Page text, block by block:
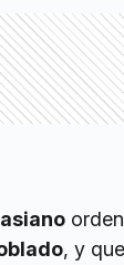
, y